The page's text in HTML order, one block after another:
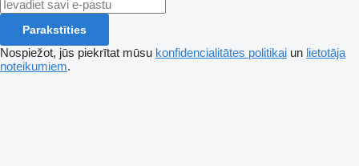
Parakstīties
Nospiežot, jūs piekrītat mūsu konfidencialitātes politikai un lietotāja
noteikumiem.